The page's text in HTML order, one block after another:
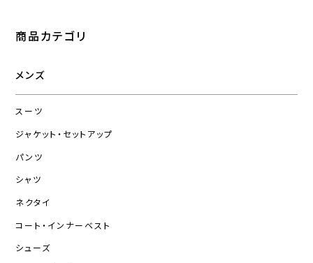
商品カテゴリ
メンズ
スーツ
ジャケット・セットアップ
パンツ
シャツ
ネクタイ
コート・インナーベスト
シューズ